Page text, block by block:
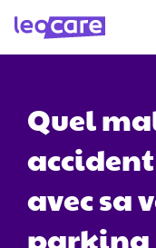
Quel
avec sa
parking